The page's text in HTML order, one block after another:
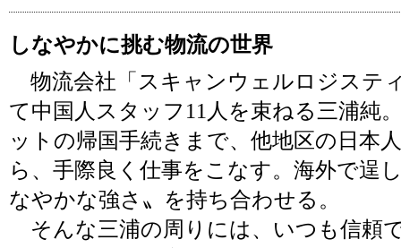
しなやかに挑む物流の世界
物流会社「スキャンウェルロジステ
て中国人スタッフ11人を束ねる三浦純
ットの帰国手続きまで、他地区の日本
ら、手際良く仕事をこなす。海外で
なやかな強さ〟を持ち合わせる。
そんな三浦の周りには、いつも信頼